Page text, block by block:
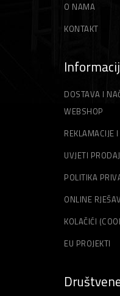
O NAMA
KONTAKT
DOSTAVA I
WEBSHOP
REKLAMACIJE
UVJETI
POLITIKA
ONLINE
KOLAČIĆI
EU PROJEKTI